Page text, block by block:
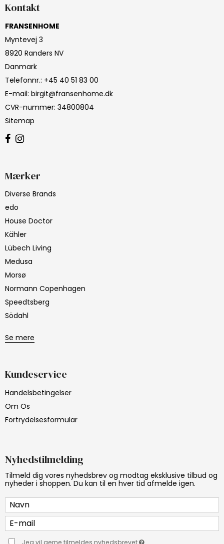
Kontakt
FRANSENHOME
Myntevej 3
8920 Randers NV
Danmark
Telefonnr.: +45 40 51 83 00
E-mail: birgit@fransenhome.dk
CVR-nummer: 34800804
Sitemap
Mærker
Diverse Brands
edo
House Doctor
Kähler
Lübech Living
Medusa
Morsø
Normann Copenhagen
Speedtsberg
Södahl
Se mere
Kundeservice
Handelsbetingelser
Om Os
Fortrydelsesformular
Nyhedstilmelding
Tilmeld dig vores nyhedsbrev og modtag eksklusive tilbud og
nyheder i shoppen. Du kan til en hver tid afmelde igen.
Jeg vil gerne tilmeldes nyhedsbrevet